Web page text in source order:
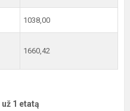
1038,00
1660,42
1 etatą